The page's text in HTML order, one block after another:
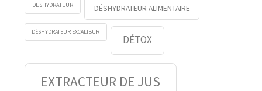
DESHYDRATEUR DÉSHYDRATEUR ALIMENTAIRE
DÉSHYDRATEUR EXCALIBUR
DÉTOX
EXTRACTEUR DE JUS